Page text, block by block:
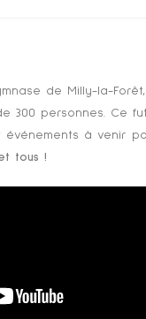
de Milly-la-
300 personnes. Ce
à venir
tous !